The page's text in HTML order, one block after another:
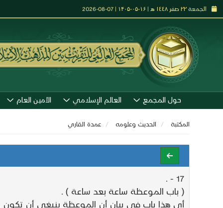
الجمعة ٢٢ صفر ١٤٤٨ هـ | ۱۶-۰۵-۱۴۰۵ | 07-08-2026
حول المجمع العالم الإسلامي الأمين العام
المكتبة الحديث وعلومه عمدة القاري
17 - .
( باب الموعظة ساعة بعد ساعة ) .
أي هذا باب في بيان أن الموعظة ينبغي أن تكون